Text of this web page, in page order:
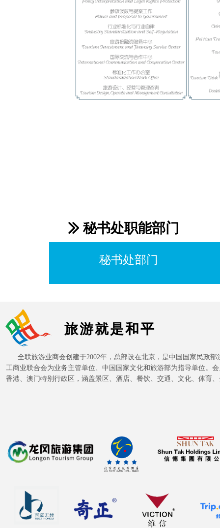
ꅀ 秘书处职能部门
秘书处部门
全联旅游业商会创建于2002年，总部设在北京，是中国国家民政部
工商业联合会为业务主管单位、中国国家文化和旅游部为指导单位。
香港、澳门特别行政区，涵盖景区、酒店、餐饮、交通、文化、体育
旅游就是和平